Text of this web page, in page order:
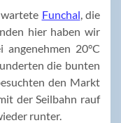
Funchal , die
hier haben wir
20°C
die bunten
den Markt
der Seilbahn rauf
runter.